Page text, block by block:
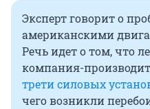
Эксперт говорит о
американскими
Речь идет о том, что
компания-
трети силовых
чего возникли